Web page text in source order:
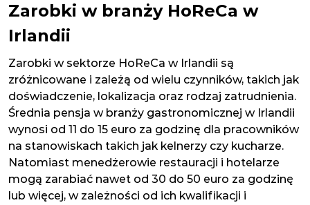
Zarobki w branży HoReCa w
Irlandii
Zarobki w sektorze HoReCa w Irlandii są
zróżnicowane i zależą od wielu czynników, takich jak
doświadczenie, lokalizacja oraz rodzaj zatrudnienia.
Średnia pensja w branży gastronomicznej w Irlandii
wynosi od 11 do 15 euro za godzinę dla pracowników
na stanowiskach takich jak kelnerzy czy kucharze.
Natomiast menedżerowie restauracji i hotelarze
mogą zarabiać nawet od 30 do 50 euro za godzinę
lub więcej, w zależności od ich kwalifikacji i